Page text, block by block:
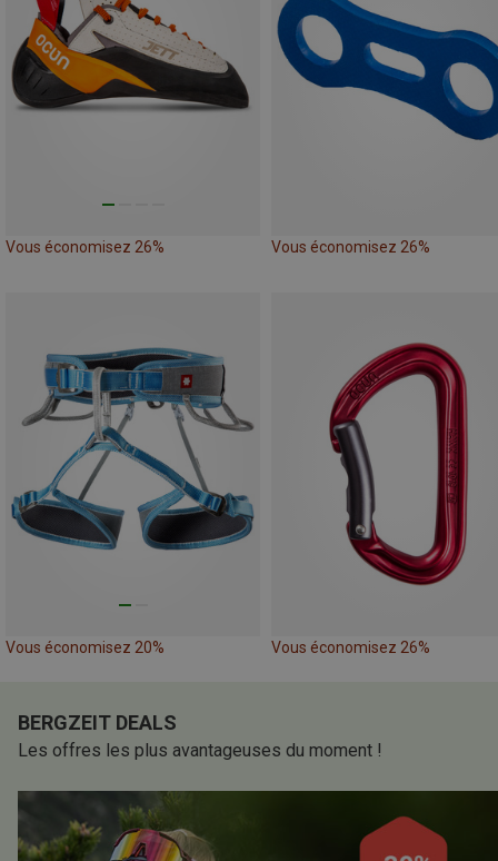
Vous économisez 26% Vous économisez 26%
Vous économisez 20% Vous économisez 26%
BERGZEIT DEALS
Les offres les plus avantageuses du moment !